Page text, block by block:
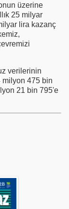
üzerine
25 milyar
lira kazanç
verilerinin
milyon 475 bin
21 bin 795'e